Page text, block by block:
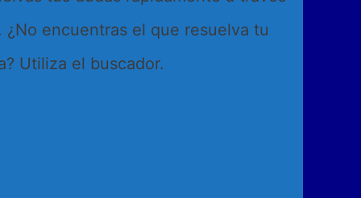
encuentras el que resuelva tu
Utiliza el buscador.